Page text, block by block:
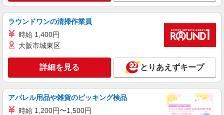
ラウンドワンの清掃作業員
時給 1,400円
大阪市城東区
詳細を見る とりあえずキープ
アパレル用品や雑貨のピッキング検品
時給 1,200円〜1,500円